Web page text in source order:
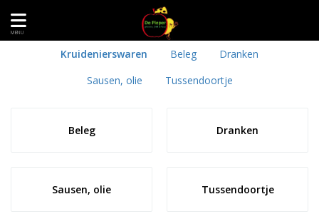
MENU
Kruidenierswaren Beleg
Dranken
Sausen, olie
Tussendoortje
Beleg Dranken
Sausen, olie Tussendoortje